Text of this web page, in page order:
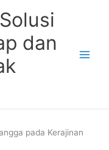
dan
pada Kerajinan